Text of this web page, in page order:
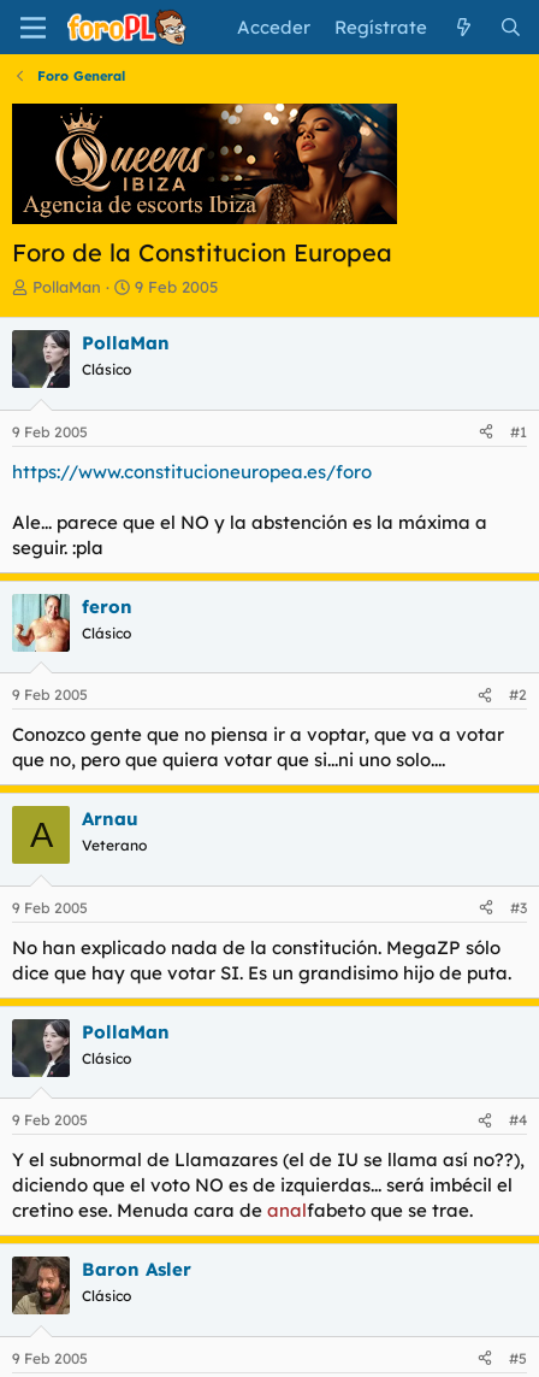
Acceder Regístrate
Foro General
Foro de la Constitucion Europea
I
i
a
d
o
d
l
t
a
PollaMan
F
h
e
i
i
9 Feb 2005
PollaMan
Clásico
9 Feb 2005 #1
https://www.constitucioneuropea.es/foro
Ale... parece que el NO y la abstención es la máxima a
seguir. :pla
feron
Clásico
9 Feb 2005 #2
Conozco gente que no piensa ir a voptar, que va a votar
que no, pero que quiera votar que si...ni uno solo....
A Arnau
Veterano
9 Feb 2005 #3
No han explicado nada de la constitución. MegaZP sólo
dice que hay que votar SI. Es un grandisimo hijo de puta.
PollaMan
Clásico
9 Feb 2005 #4
Y el subnormal de Llamazares (el de IU se llama así no??),
diciendo que el voto NO es de izquierdas... será imbécil el
cretino ese. Menuda cara de analfabeto que se trae.
Baron Asler
Clásico
9 Feb 2005 #5